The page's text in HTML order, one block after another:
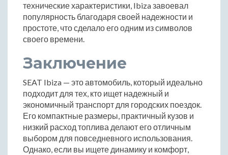
технические характеристики, Ibiza завоевал
популярность благодаря своей надежности и
простоте, что сделало его одним из символов
своего времени.
Заключение
SEAT Ibiza — это автомобиль, который идеально
подходит для тех, кто ищет надежный и
экономичный транспорт для городских поездок.
Его компактные размеры, практичный кузов и
низкий расход топлива делают его отличным
выбором для повседневного использования.
Однако, если вы ищете динамику и комфорт,